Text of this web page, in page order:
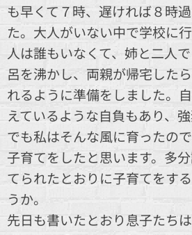
も早くて７時、遅ければ８時
た。大人がいない中で学校に
人は誰もいなくて、姉と二人
呂を沸かし、両親が帰宅した
れるように準備をしました。
えているような自負もあり、強
でも私はそんな風に育ったの
子育てをしたと思います。多
てられたとおりに子育てをす
うか。
先日も書いたとおり息子たち